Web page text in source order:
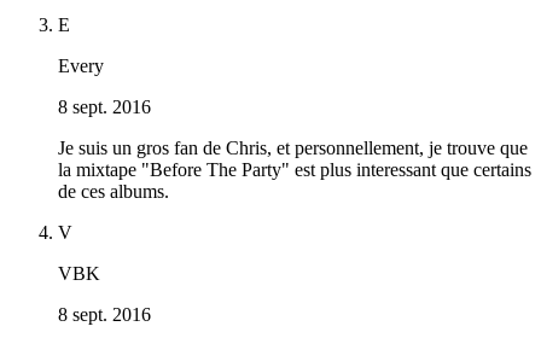
E
Every
8 sept. 2016
Je suis un gros fan de Chris, et personnellement, je trouve que
la mixtape "Before The Party" est plus interessant que certains
de ces albums.
V
VBK
8 sept. 2016